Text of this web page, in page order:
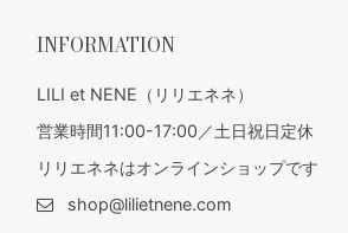
INFORMATION
LILI et NENE（リリエネネ）
営業時間11:00-17:00／土日祝日定休
リリエネネはオンラインショップです
shop@lilietnene.com